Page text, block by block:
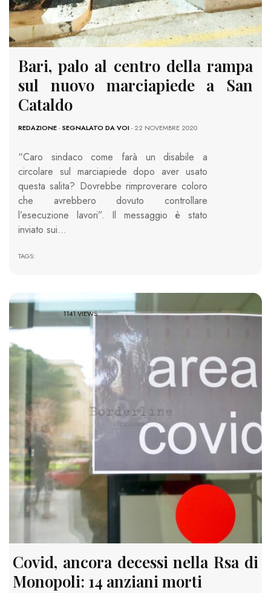
Bari, palo al centro della rampa
sul nuovo marciapiede a San
Cataldo
REDAZIONE-SEGNALATO DA VOI- 22 NOVEMBRE 2020
“Caro sindaco come farà un disabile a
circolare sul marciapiede dopo aver usato
questa salita? Dovrebbe rimproverare coloro
che avrebbero dovuto controllare
l’esecuzione lavori”. Il messaggio è stato
inviato sui…
TAGS:
1141 VIEWS
Covid, ancora decessi nella Rsa di
Monopoli: 14 anziani morti